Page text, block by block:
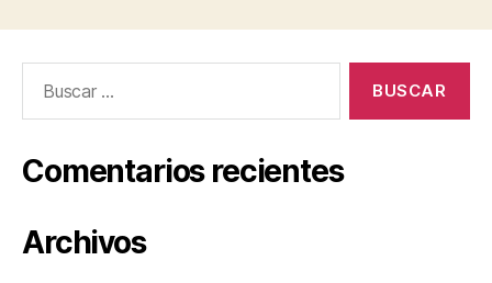
Comentarios recientes
Archivos